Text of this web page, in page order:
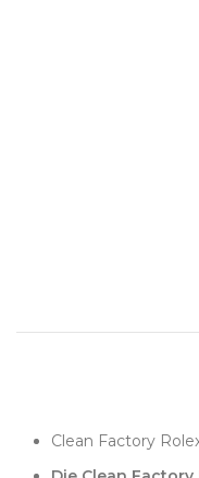
Clean Factory